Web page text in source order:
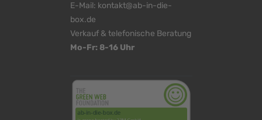
E-Mail: kontakt@ab-in-die-
box.de
Verkauf & telefonische Beratung
Mo-Fr: 8-16 Uhr